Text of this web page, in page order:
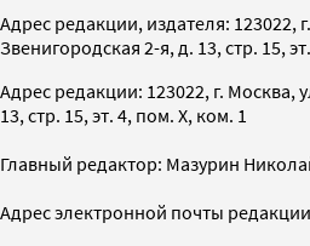
Адрес редакции, издателя: 123022,
Звенигородская 2-я, д. 13, стр. 15,
Адрес редакции: 123022, г. Москва,
13, стр. 15, эт. 4, пом. X, ком. 1
Главный редактор: Мазурин
Адрес электронной почты